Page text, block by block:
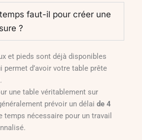
faut-il pour créer une
?
et pieds sont déjà disponibles
permet d’avoir votre table prête
.
une table véritablement sur
prévoir un délai de 4
temps nécessaire pour un travail